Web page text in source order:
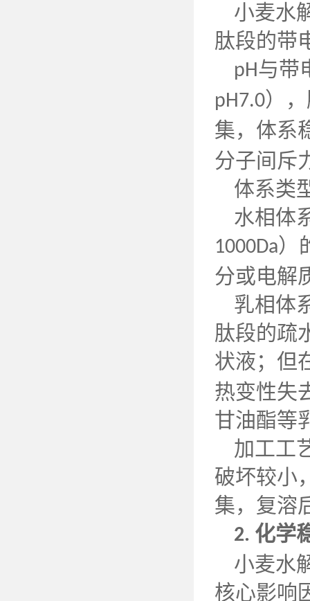
小麦水
肽段的带
pH与带
pH7.0）
集，体系
分子间斥
体系类
水相体
1000Da）
分或电解
乳相体
肽段的疏
状液；但
热变性失
甘油酯等
加工工
破坏较小
集，复溶
2. 化学
小麦水
核心影响